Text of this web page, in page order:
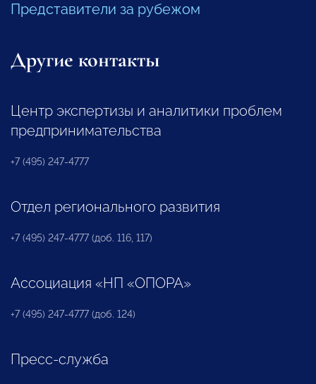
Представители за рубежом
Другие контакты
Центр экспертизы и аналитики проблем
предпринимательства
+7 (495) 247-4777
Отдел регионального развития
+7 (495) 247-4777 (доб. 116, 117)
Ассоциация «НП «ОПОРА»
+7 (495) 247-4777 (доб. 124)
Пресс-служба